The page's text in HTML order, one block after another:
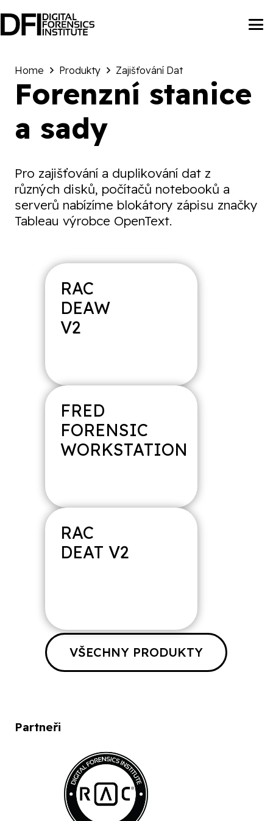
Home Produkty Zajišťování Dat
Forenzní stanice
a sady
Pro zajišťování a duplikování dat z
různých disků, počítačů notebooků a
serverů nabízíme blokátory zápisu značky
Tableau výrobce OpenText.
RAC
DEAW
V2
FRED
FORENSIC
WORKSTATION
RAC
DEAT V2
VŠECHNY PRODUKTY
Partneři